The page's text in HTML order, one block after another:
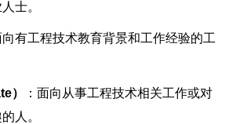
士。
向有工程技术教育背景和工作经验的工
）
：面向从事工程技术相关工作或对
人。